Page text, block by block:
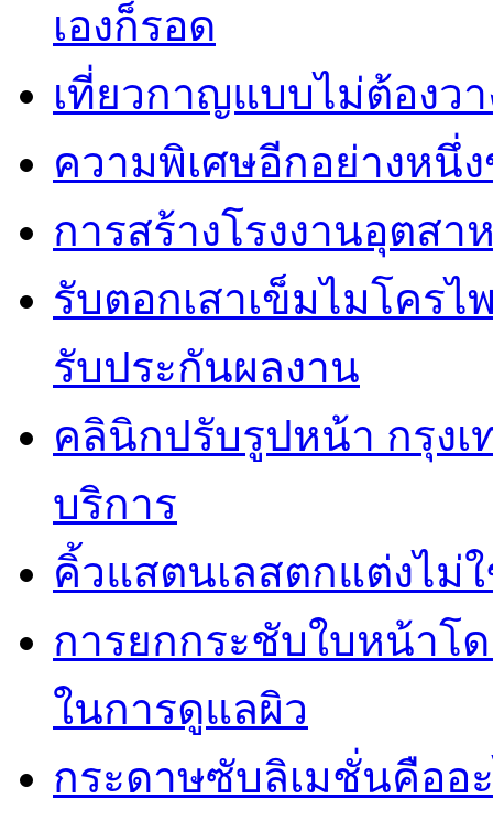
เองก็รอด
เที่ยวกาญแบบไม่ต้องว
ความพิเศษอีกอย่างหนึ่
การสร้างโรงงานอุตสา
รับตอกเสาเข็มไมโคร
รับประกันผลงาน
คลินิกปรับรูปหน้า กรุง
บริการ
คิ้วแสตนเลสตกแต่งไม่
การยกกระชับใบหน้าโ
ในการดูแลผิว
กระดาษซับลิเมชั่นคืออ